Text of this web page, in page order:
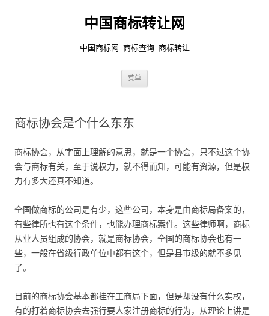
中国商标转让网
中国商标网_商标查询_商标转让
菜单
商标协会是个什么东东
商标协会，从字面上理解的意思，就是一个协会，只不过这个协
会与商标有关，至于说权力，就不得而知，可能有资源，但是权
力有多大还真不知道。
全国做商标的公司是有少，这些公司，本身是由商标局备案的，
有些律所也有这个条件，也能办理商标案件。这些律师啊，商标
从业人员组成的协会，就是商标协会，全国的商标协会也有一
些，一般在省级行政单位中都有这个，但是县市级的就不多见
了。
目前的商标协会基本都挂在工商局下面，但是却没有什么实权，
有的打着商标协会去强行要人家注册商标的行为，从理论上讲是